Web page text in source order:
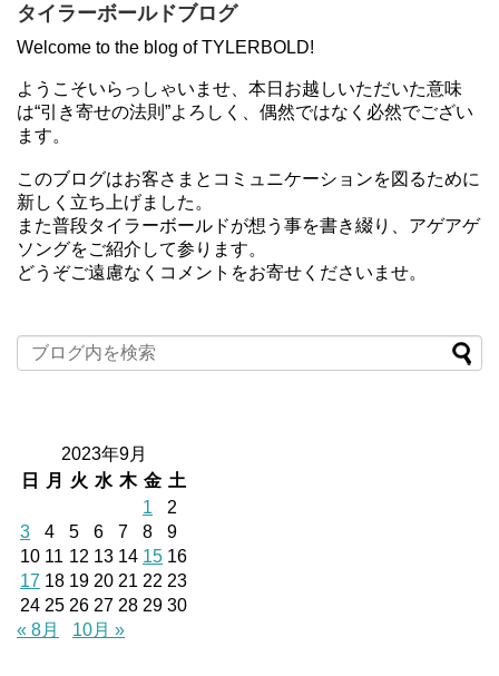
タイラーボールドブログ
Welcome to the blog of TYLERBOLD!
ようこそいらっしゃいませ、本日お越しいただいた意味
は“引き寄せの法則”よろしく、偶然ではなく必然でござい
ます。
このブログはお客さまとコミュニケーションを図るために
新しく立ち上げました。
また普段タイラーボールドが想う事を書き綴り、アゲアゲ
ソングをご紹介して参ります。
どうぞご遠慮なくコメントをお寄せくださいませ。
2023年9月
日
月 火 水 木 金 土
1
2
3
4 5 6 7 8
9
10 11 12 13 14 15 16
17 18 19 20 21 22 23
24 25 26 27 28 29 30
« 8月
10月 »